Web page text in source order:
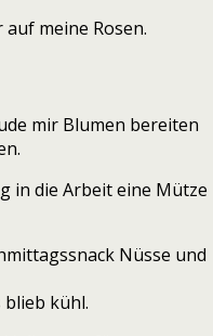
meine Rosen.
mir Blumen bereiten
in die Arbeit eine Mütze
Nüsse und
blieb kühl.